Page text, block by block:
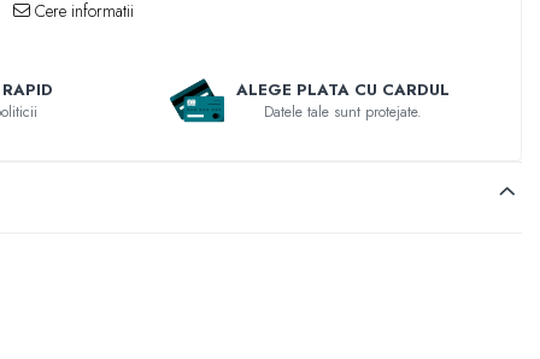
Cere informatii
ALEGE PLATA CU CARDUL
Datele tale sunt protejate.